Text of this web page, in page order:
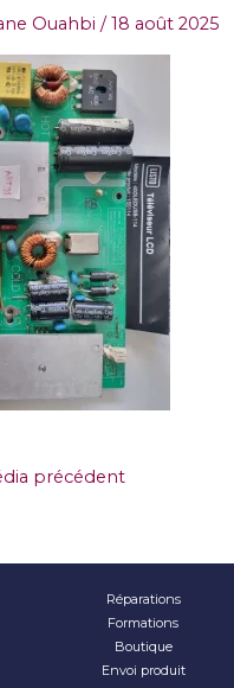
Ouahbi/18 août 2025
précédent
Réparations
Formations
Boutique
Envoi produit